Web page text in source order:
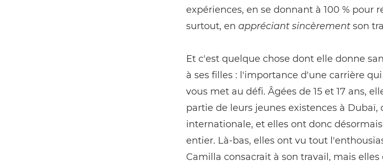
expériences, en se donnant à 100 % pour
surtout, en appréciant sincèrementson
Et c'est quelque chose dont elle donne
à ses filles : l'importance d'une carrière
vous met au défi. Âgées de 15 et 17 ans,
partie de leurs jeunes existences à Dubaï,
internationale, et elles ont donc
entier. Là-bas, elles ont vu tout
Camilla consacrait à son travail, mais